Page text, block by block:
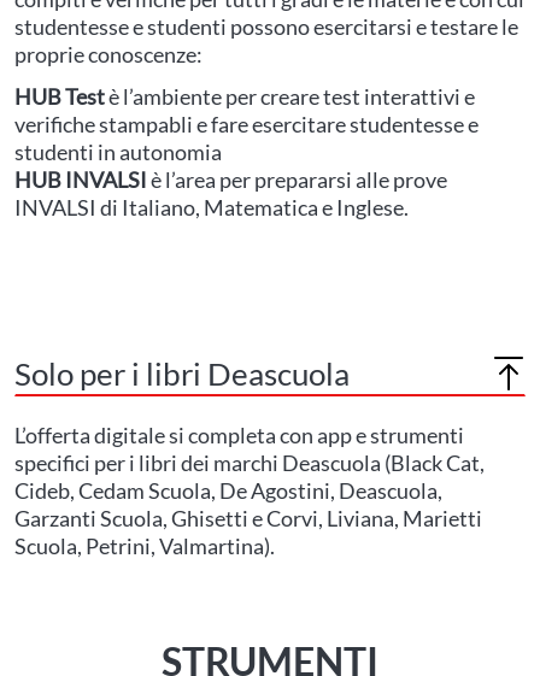
studentesse e studenti possono esercitarsi e testare le
proprie conoscenze:
HUB Testè l’ambiente per creare test interattivi e
verifiche stampabli e fare esercitare studentesse e
studenti in autonomia
HUB INVALSIè l’area per prepararsi alle prove
INVALSI di Italiano, Matematica e Inglese.
Solo per i libri Deascuola
L’offerta digitale si completa con app e strumenti
specifici per i libri dei marchi Deascuola (Black Cat,
Cideb, Cedam Scuola, De Agostini, Deascuola,
Garzanti Scuola, Ghisetti e Corvi, Liviana, Marietti
Scuola, Petrini, Valmartina).
STRUMENTI